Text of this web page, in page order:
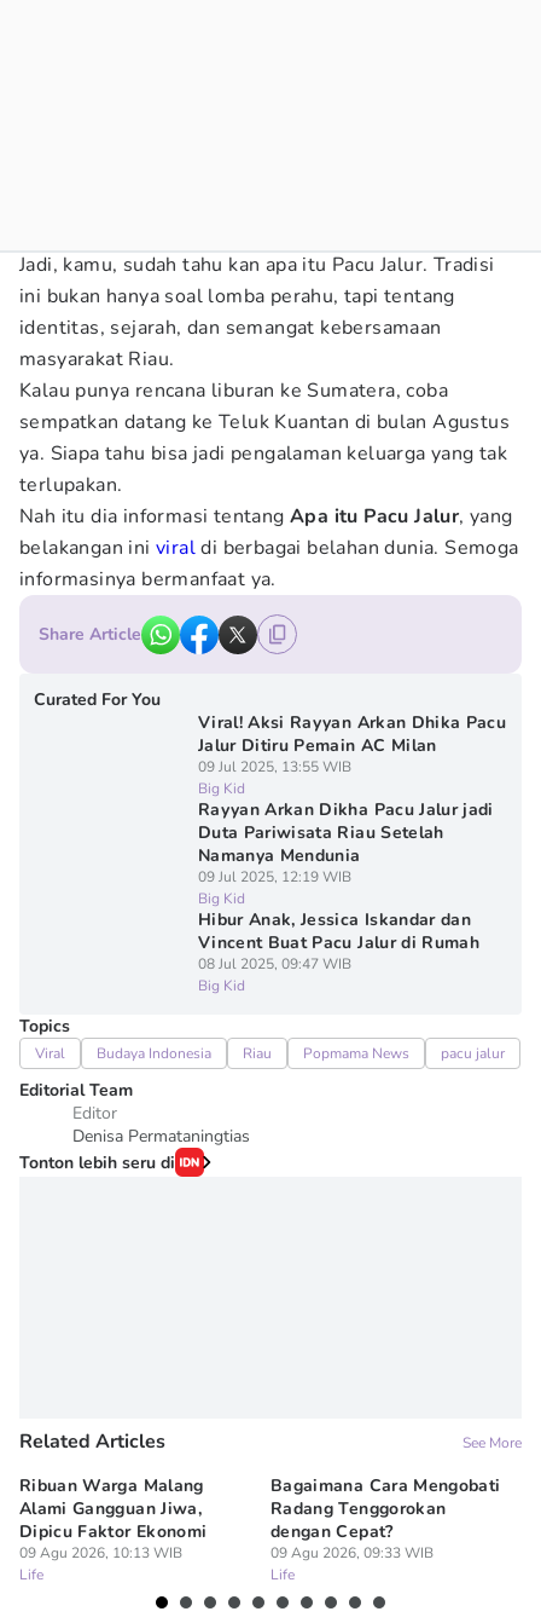
Jadi, kamu, sudah tahu kan apa itu Pacu Jalur. Tradisi
ini bukan hanya soal lomba perahu, tapi tentang
identitas, sejarah, dan semangat kebersamaan
masyarakat Riau.
Kalau punya rencana liburan ke Sumatera, coba
sempatkan datang ke Teluk Kuantan di bulan Agustus
ya. Siapa tahu bisa jadi pengalaman keluarga yang tak
terlupakan.
Nah itu dia informasi tentang Apa itu Pacu Jalur, yang
belakangan iniviraldi berbagai belahan dunia. Semoga
informasinya bermanfaat ya.
Share Article
Curated For You
Viral! Aksi Rayyan Arkan Dhika Pacu
Jalur Ditiru Pemain AC Milan
09 Jul 2025, 13:55 WIB
Big Kid
Rayyan Arkan Dikha Pacu Jalur jadi
Duta Pariwisata Riau Setelah
Namanya Mendunia
09 Jul 2025, 12:19 WIB
Big Kid
Hibur Anak, Jessica Iskandar dan
Vincent Buat Pacu Jalur di Rumah
08 Jul 2025, 09:47 WIB
Big Kid
Topics
Viral Budaya Indonesia Riau Popmama News pacu jalur
Editorial Team
Editor
Denisa Permataningtias
Tonton lebih seru di
Related Articles See More
Ribuan Warga Malang
Alami Gangguan Jiwa,
Dipicu Faktor Ekonomi
09 Agu 2026, 10:13 WIB
Life
Bagaimana Cara Mengobati
Radang Tenggorokan
dengan Cepat?
09 Agu 2026, 09:33 WIB
Life